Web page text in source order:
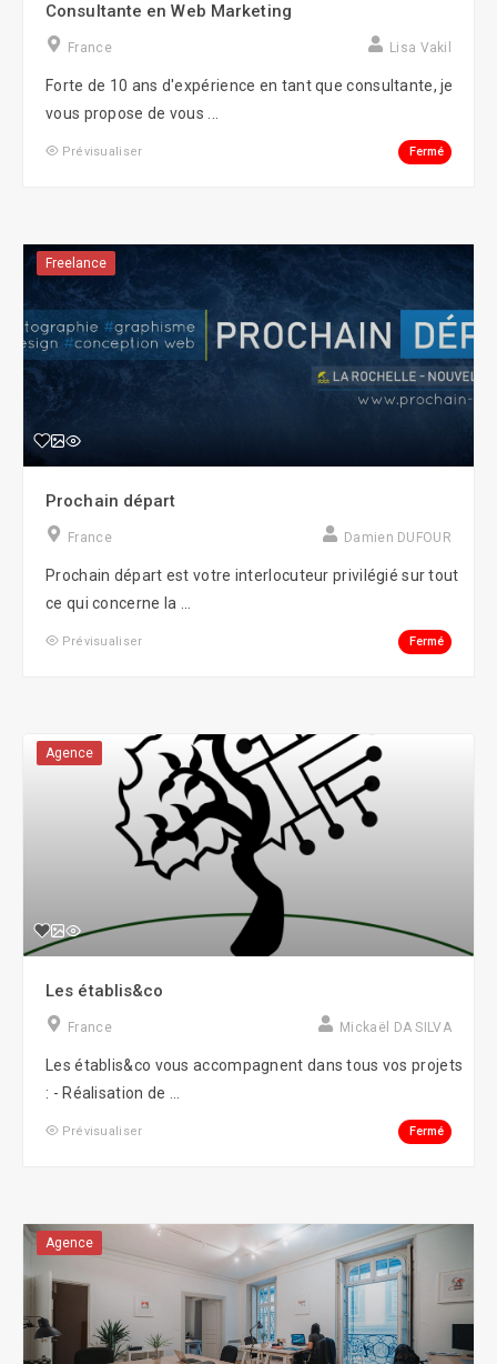
Consultante en Web Marketing
France Lisa Vakil
Forte de 10 ans d'expérience en tant que consultante, je
vous propose de vous ...
Prévisualiser Fermé
Freelance
Prochain départ
France Damien DUFOUR
Prochain départ est votre interlocuteur privilégié sur tout
ce qui concerne la ...
Prévisualiser Fermé
Agence
Les établis&co
France Mickaël DA SILVA
Les établis&co vous accompagnent dans tous vos projets
: - Réalisation de ...
Prévisualiser Fermé
Agence